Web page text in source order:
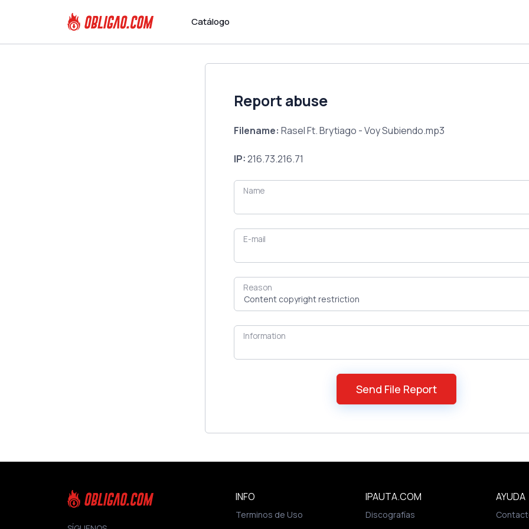
Catálogo
Report abuse
Filename: Rasel Ft. Brytiago - Voy Subiendo.mp3
IP:216.73.216.71
Name
E-mail
Reason
Information
INFO
Terminos de Uso
IPAUTA.COM
Discografías
AYUDA